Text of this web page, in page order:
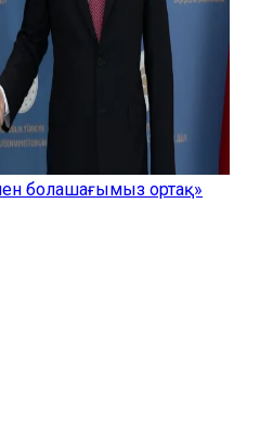
болашағымыз ортақ»